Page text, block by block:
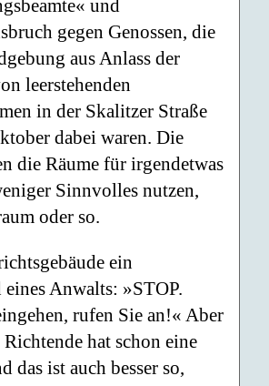
und
gegen Genossen, die
aus Anlass der
leerstehenden
in der Skalitzer Straße
dabei waren. Die
die Räume für irgendetwas
Sinnvolles nutzen,
oder so.
ein
Anwalts: »STOP.
rufen Sie an!« Aber
hat schon eine
das ist auch besser so,